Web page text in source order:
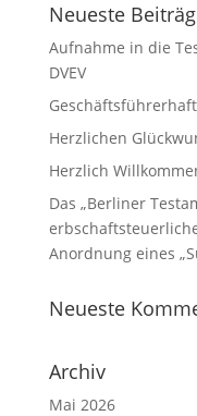
Neueste
Aufnahme in die
DVEV
Herzlichen
Herzlich
Das „Berliner
Anordnung eines
Neueste
Archiv
Mai 2026